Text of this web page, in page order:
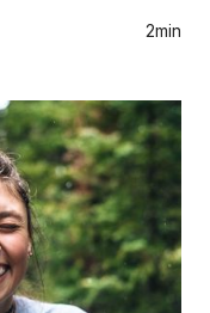
2min